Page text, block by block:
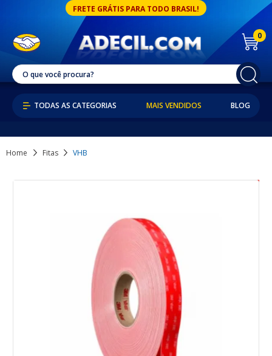
FRETE GRÁTIS PARA TODO BRASIL!
0
MAIS VENDIDOS BLOG
Home Fitas VHB